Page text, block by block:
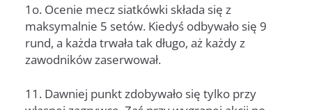
1o. Ocenie mecz siatkówki składa się z
maksymalnie 5 setów. Kiedyś odbywało się 9
rund, a każda trwała tak długo, aż każdy z
zawodników zaserwował.
11. Dawniej punkt zdobywało się tylko przy